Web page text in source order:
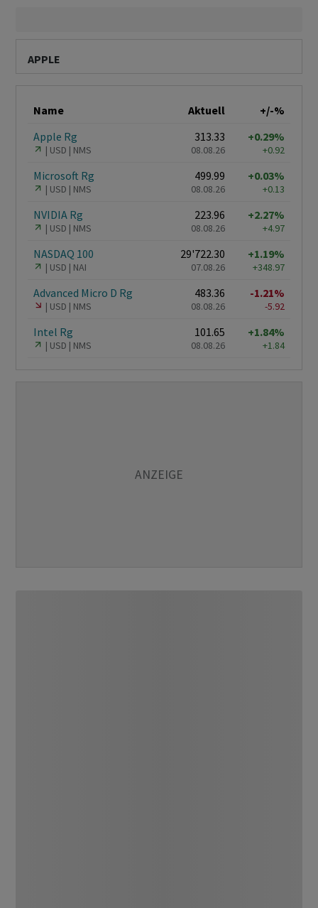
APPLE
Name Aktuell
+/-%
Apple Rg
USD NMS
313.33
08.08.26
+0.29%
+0.92
Microsoft Rg
USD NMS
499.99
08.08.26
+0.03%
+0.13
NVIDIA Rg
USD NMS
223.96
08.08.26
+2.27%
+4.97
NASDAQ 100
USD NAI
29'722.30
07.08.26
+1.19%
+348.97
Advanced Micro D Rg
USD NMS
483.36
08.08.26
-1.21%
-5.92
Intel Rg
USD NMS
101.65
08.08.26
+1.84%
+1.84